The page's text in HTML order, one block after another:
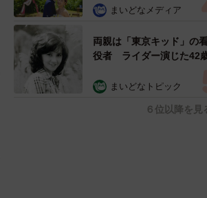
まいどなメディア
両親は「東京キッド」の
役者 ライダー演じた42
ングフォト」計画を明言
まいどなトピック
６位以降を見